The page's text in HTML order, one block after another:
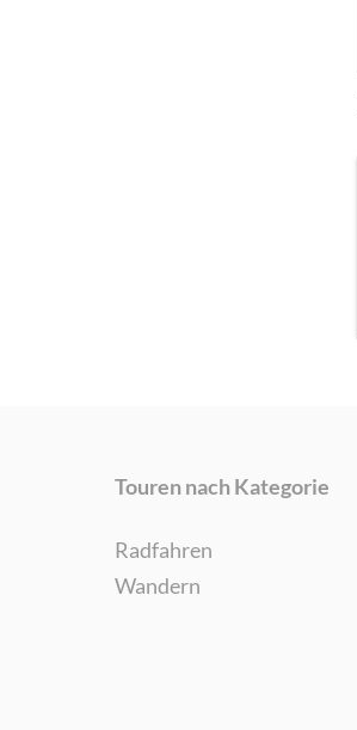
Touren nach Kategorie
Radfahren
Wandern